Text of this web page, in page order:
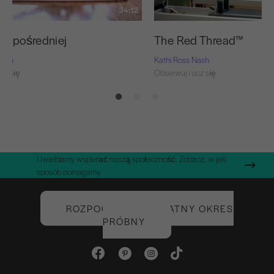
34:12
pośredniej
się
The Red Thread™
Kathi Ross Nash
Obserwuj i ucz się
Uwielbiamy wspierać naszą społeczność. Zobacz, w jaki
sposób pomagamy.
ROZPOCZNIJ BEZPŁATNY OKRES
PRÓBNY